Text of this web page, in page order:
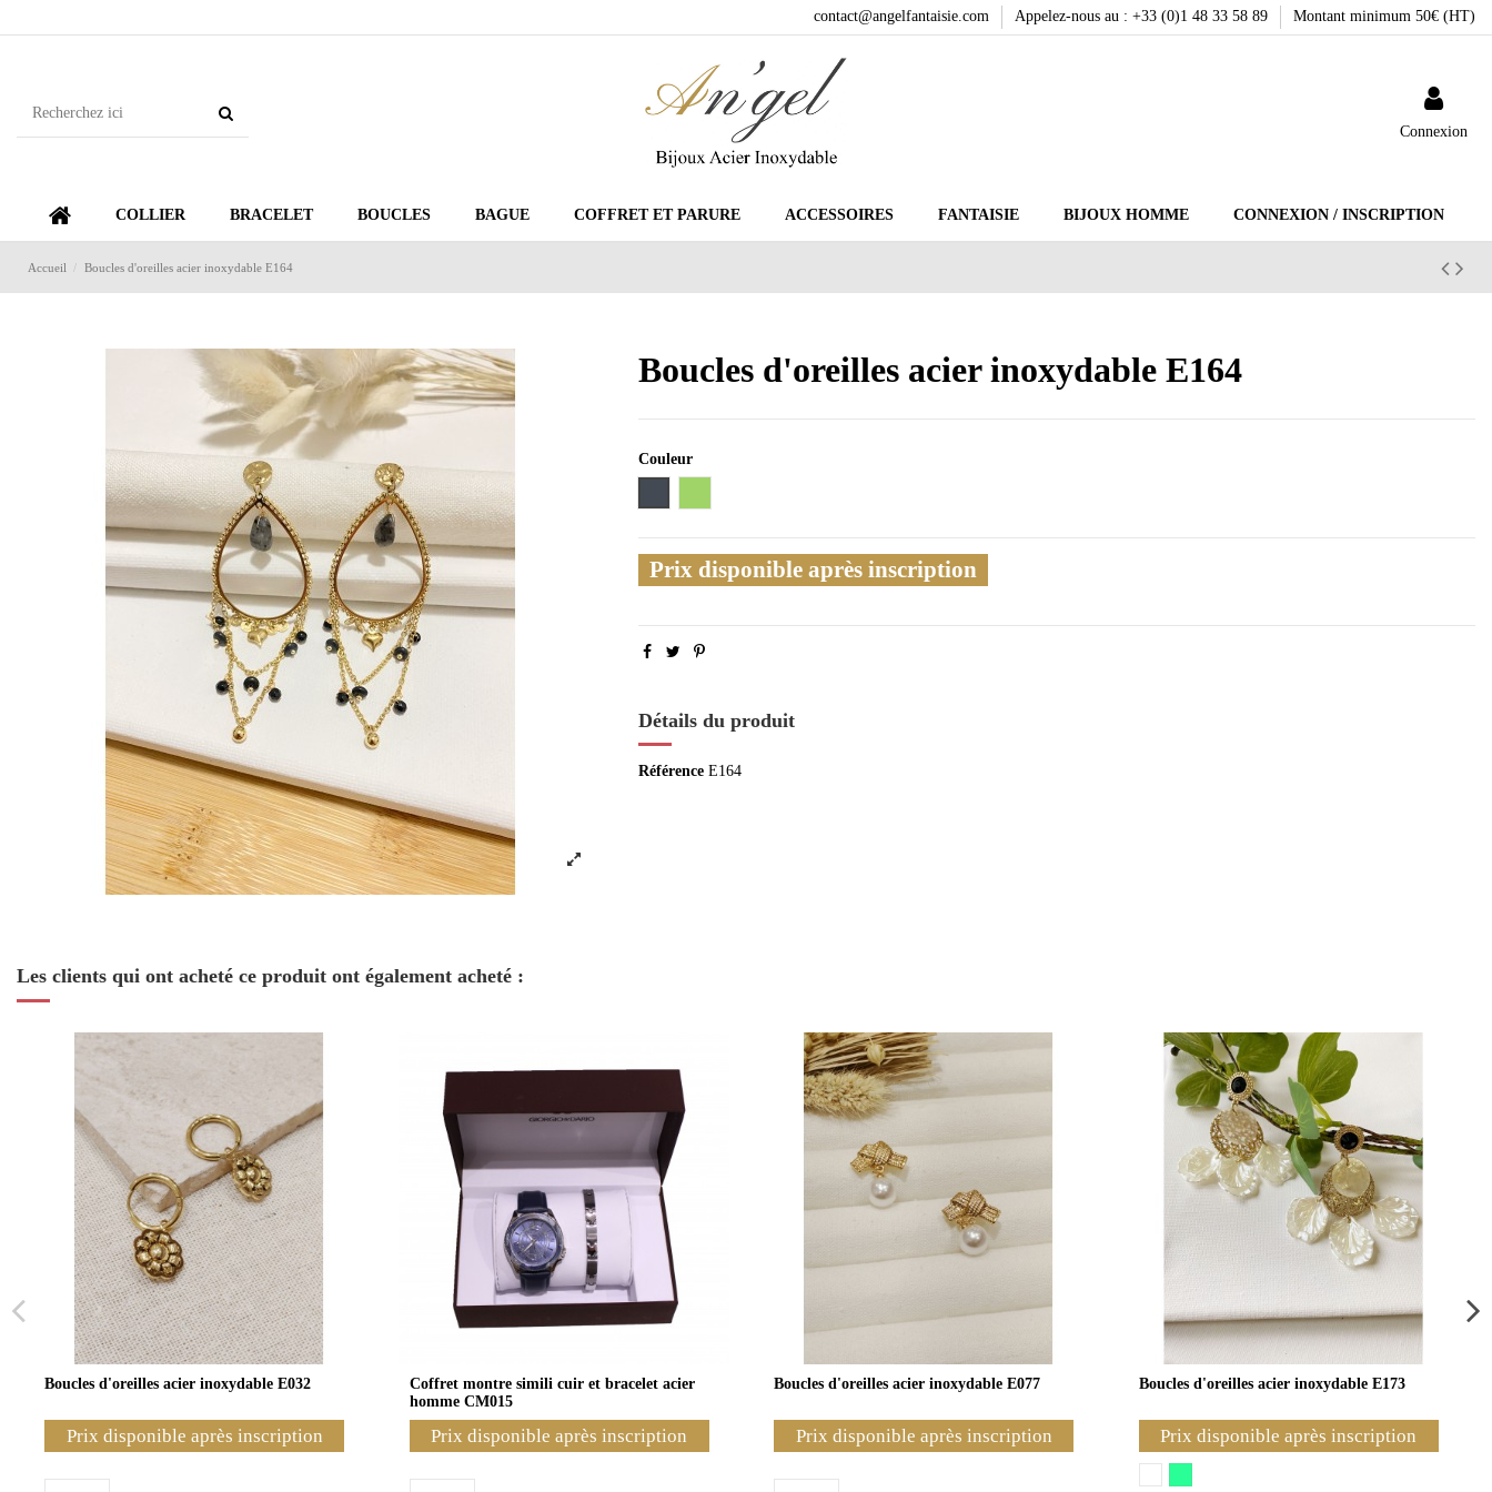
contact@angelfantaisie.com Appelez-nous au : +33 (0)1 48 33 58 89 Montant minimum 50€ (HT)
Connexion
COLLIER BRACELET BOUCLES BAGUE COFFRET ET PARURE ACCESSOIRES FANTAISIE BIJOUX HOMME CONNEXION / INSCRIPTION
Accueil Boucles d'oreilles acier inoxydable E164
Boucles d'oreilles acier inoxydable E164
Couleur
Prix disponible après inscription
Détails du produit
Référence E164
Les clients qui ont acheté ce produit ont également acheté :
Boucles d'oreilles acier inoxydable E032
Prix disponible après inscription
Coffret montre simili cuir et bracelet acier
homme CM015
Prix disponible après inscription
Boucles d'oreilles acier inoxydable E077
Prix disponible après inscription
Boucles d'oreilles acier inoxydable E173
Prix disponible après inscription